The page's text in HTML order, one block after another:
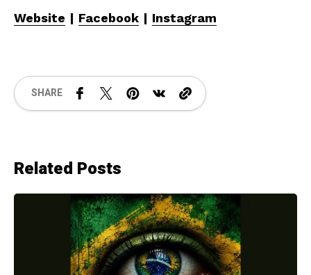
Website | Facebook | Instagram
SHARE
Related Posts